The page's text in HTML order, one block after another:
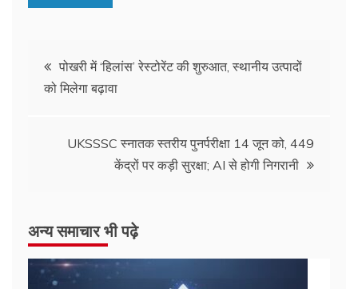
Post
navigation
पोखरी में ‘हिलांस’ रेस्टोरेंट की शुरुआत, स्थानीय उत्पादों
को मिलेगा बढ़ावा
UKSSSC स्नातक स्तरीय पुनर्परीक्षा 14 जून को, 449
केंद्रों पर कड़ी सुरक्षा; AI से होगी निगरानी
अन्य समाचार भी पढ़े